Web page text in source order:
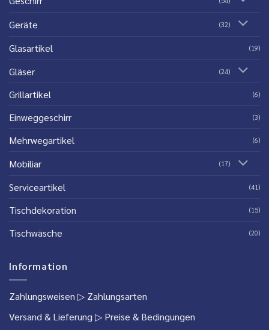
Geräte (32)
Glasartikel (19)
Gläser (24)
Grillartikel (6)
Einweggeschirr (3)
Mehrwegartikel (6)
Mobiliar (17)
Serviceartikel (41)
Tischdekoration (15)
Tischwäsche (20)
Information
Zahlungsweisen ▷ Zahlungsarten
Versand & Lieferung ▷ Preise & Bedingungen